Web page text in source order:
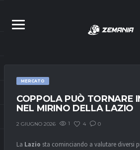
MERCATO
COPPOLA PUÒ TORNARE
NEL MIRINO DELLA LAZIO
2 GIUGNO 2026 1 4 0
La Lazio sta cominciando a valutare diversi